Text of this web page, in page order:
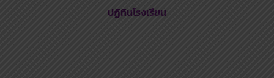
ปฏิทินโรงเรียน